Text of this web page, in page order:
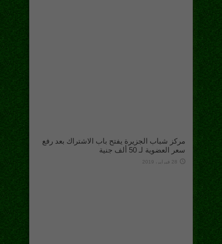
مركز شباب الجزيرة يفتح باب الاشتراك بعد رفع
سعر العضوية لـ 50 ألف جنية
28 فبراير، 2019